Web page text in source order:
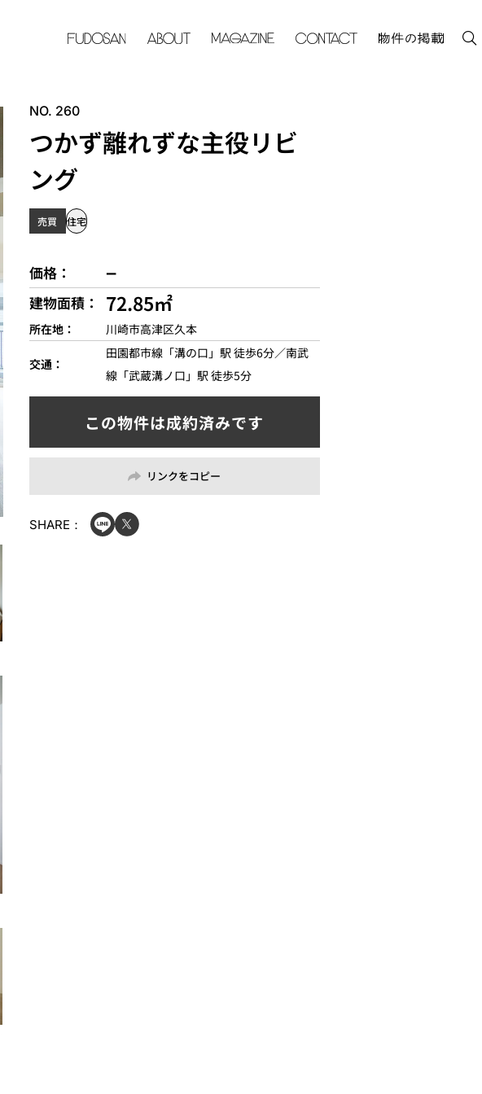
NO. 260
つかず離れずな主役リビ
ング
売買 住宅
価格 −
建物面積 72.85㎡
所在地 川崎市高津区久本
交通
田園都市線「溝の口」駅 徒歩6分／南武
線「武蔵溝ノ口」駅 徒歩5分
リンクをコピー
SHARE：